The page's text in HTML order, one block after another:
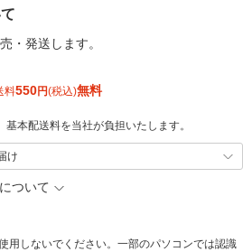
・発送します。
料550円(税込)無料
本配送料を当社が負担いたします。
け
ついて
用しないでください。一部のパソコンでは認識